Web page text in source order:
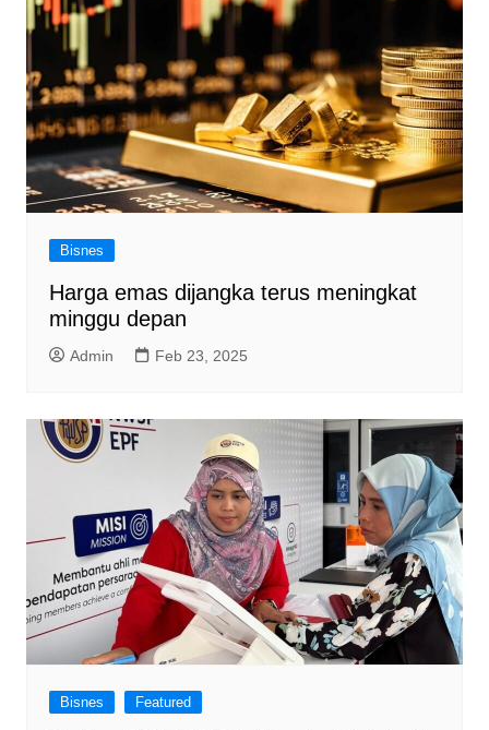
Bisnes
Harga emas dijangka terus meningkat
minggu depan
Admin Feb 23, 2025
Bisnes Featured